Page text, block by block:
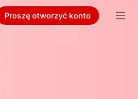
Proszę otworzyć konto